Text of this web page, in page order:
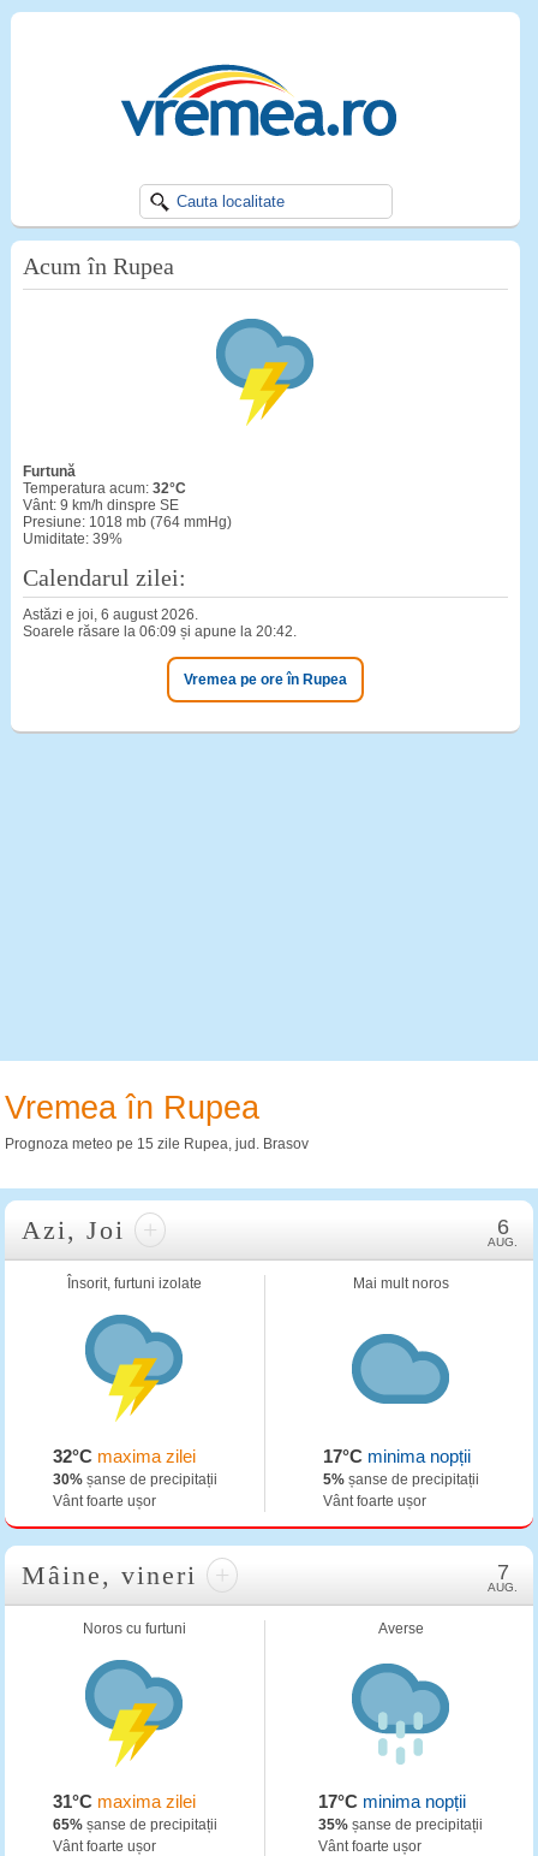
Acum în Rupea
furtună
Temperatura acum: 32°C
Vânt: 9 km/h dinspre SE
Presiune: 1018 mb (764 mmHg)
Umiditate: 39%
Calendarul zilei:
Astăzi e joi, 6 august 2026.
Soarele răsare la 06:09 și apune la 20:42.
Vremea pe ore în Rupea
Vremea în Rupea
Prognoza meteo pe 15 zile Rupea, jud. Brasov
Azi, Joi + 6
AUG.
Însorit, furtuni izolate
32°Cmaxima zilei
30%șanse de precipitații
Vânt foarte ușor
Mai mult noros
17°Cminima nopții
5%șanse de precipitații
Vânt foarte ușor
Mâine, vineri + 7
AUG.
Noros cu furtuni
31°Cmaxima zilei
65%șanse de precipitații
Vânt foarte ușor
Averse
17°C minima nopții
35% șanse de precipitații
Vânt foarte ușor